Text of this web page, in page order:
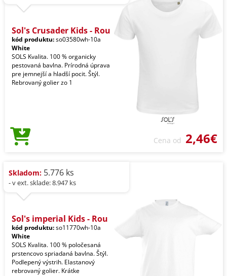
Sol's Crusader Kids - Rou
kód produktu:so03580wh-10a
White
SOLS Kvalita. 100 % organicky
pestovaná bavlna. Prírodná úprava
pre jemnejší a hladší pocit. Štýl.
Rebrovaný golier zo 1
Cena od 2,46€
Skladom: 5.776 ks
- v ext. sklade: 8.947 ks
Sol's imperial Kids - Rou
kód produktu:so11770wh-10a
White
SOLS Kvalita. 100 % poločesaná
prstencovo spriadaná bavlna. Štýl.
Podlepený výstrih. Elastanový
rebrovaný golier. Krátke